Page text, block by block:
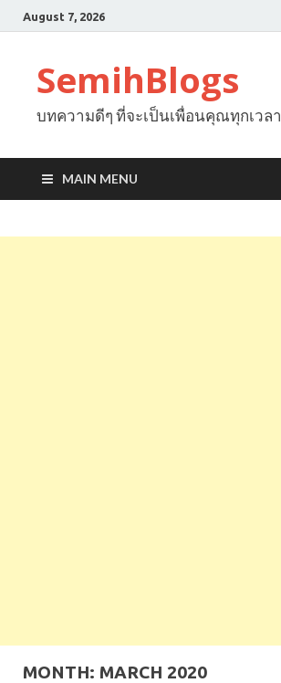
August 7, 2026
SemihBlogs
บทความดีๆ ที่จะเป็นเพื่อนคุณทุกเวลา
MAIN MENU
MONTH: MARCH 2020